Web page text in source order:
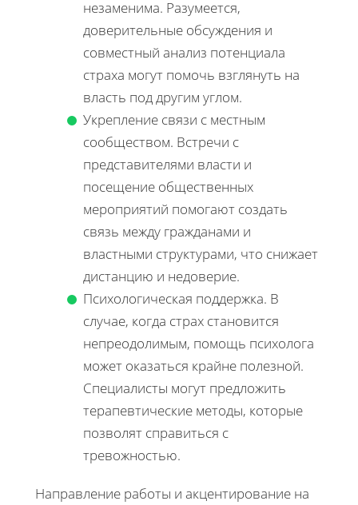
незаменима. Разумеется,
доверительные обсуждения и
совместный анализ потенциала
страха могут помочь взглянуть на
власть под другим углом.
Укрепление связи с местным
сообществом. Встречи с
представителями власти и
посещение общественных
мероприятий помогают создать
связь между гражданами и
властными структурами, что снижает
дистанцию и недоверие.
Психологическая поддержка. В
случае, когда страх становится
непреодолимым, помощь психолога
может оказаться крайне полезной.
Специалисты могут предложить
терапевтические методы, которые
позволят справиться с
тревожностью.
Направление работы и акцентирование на